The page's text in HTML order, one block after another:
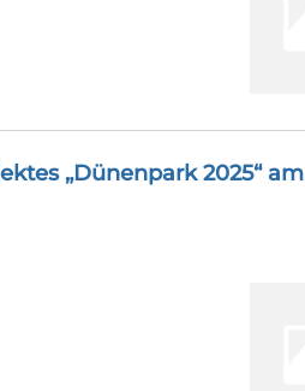
„Dünenpark 2025“ am